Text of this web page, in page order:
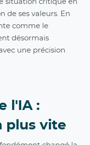
situation critique en
de ses valeurs. En
comme le
désormais
une précision
l'IA :
plus vite